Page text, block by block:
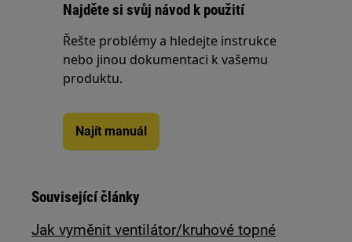
Najděte si svůj návod k použití
Řešte problémy a hledejte instrukce
nebo jinou dokumentaci k vašemu
produktu.
Najít manuál
Související články
Jak vyměnit ventilátor/kruhové topné